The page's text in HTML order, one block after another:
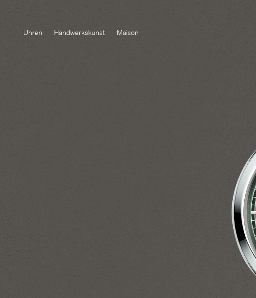
Uhren Handwerkskunst Maison